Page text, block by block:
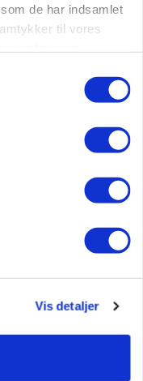
de har indsamlet
til vores
Vis detaljer
mod ny